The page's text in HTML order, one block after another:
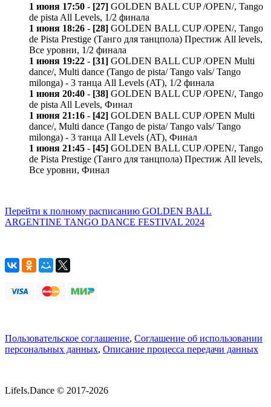
1 июня 17:50 - [27] GOLDEN BALL CUP /OPEN/, Tango
de pista All Levels, 1/2 финала
1 июня 18:26 - [28] GOLDEN BALL CUP /OPEN/, Tango
de Pista Prestige (Танго для танцпола) Престиж All levels,
Все уровни, 1/2 финала
1 июня 19:22 - [31] GOLDEN BALL CUP /OPEN Multi
dance/, Multi dance (Tango de pista/ Tango vals/ Tango
milonga) - 3 танца All Levels (AT), 1/2 финала
1 июня 20:40 - [38] GOLDEN BALL CUP /OPEN/, Tango
de pista All Levels, Финал
1 июня 21:16 - [42] GOLDEN BALL CUP /OPEN Multi
dance/, Multi dance (Tango de pista/ Tango vals/ Tango
milonga) - 3 танца All Levels (AT), Финал
1 июня 21:45 - [45] GOLDEN BALL CUP /OPEN/, Tango
de Pista Prestige (Танго для танцпола) Престиж All levels,
Все уровни, Финал
Перейти к полному расписанию GOLDEN BALL
ARGENTINE TANGO DANCE FESTIVAL 2024
Пользовательское соглашение, Соглашение об использовании
персональных данных, Описание процесса передачи данных
LifeIs.Dance © 2017-2026